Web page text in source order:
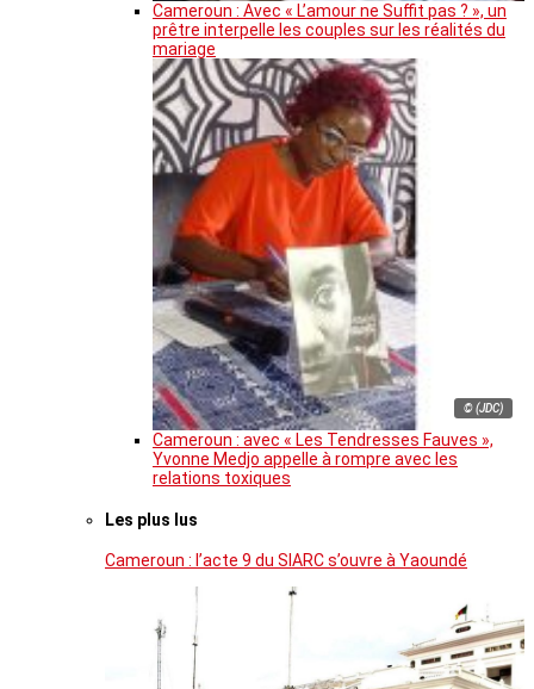
Cameroun : Avec « L’amour ne Suffit pas ? », un
prêtre interpelle les couples sur les réalités du
mariage
© (JDC)
Cameroun : avec « Les Tendresses Fauves »,
Yvonne Medjo appelle à rompre avec les
relations toxiques
Les plus lus
Cameroun : l’acte 9 du SIARC s’ouvre à Yaoundé